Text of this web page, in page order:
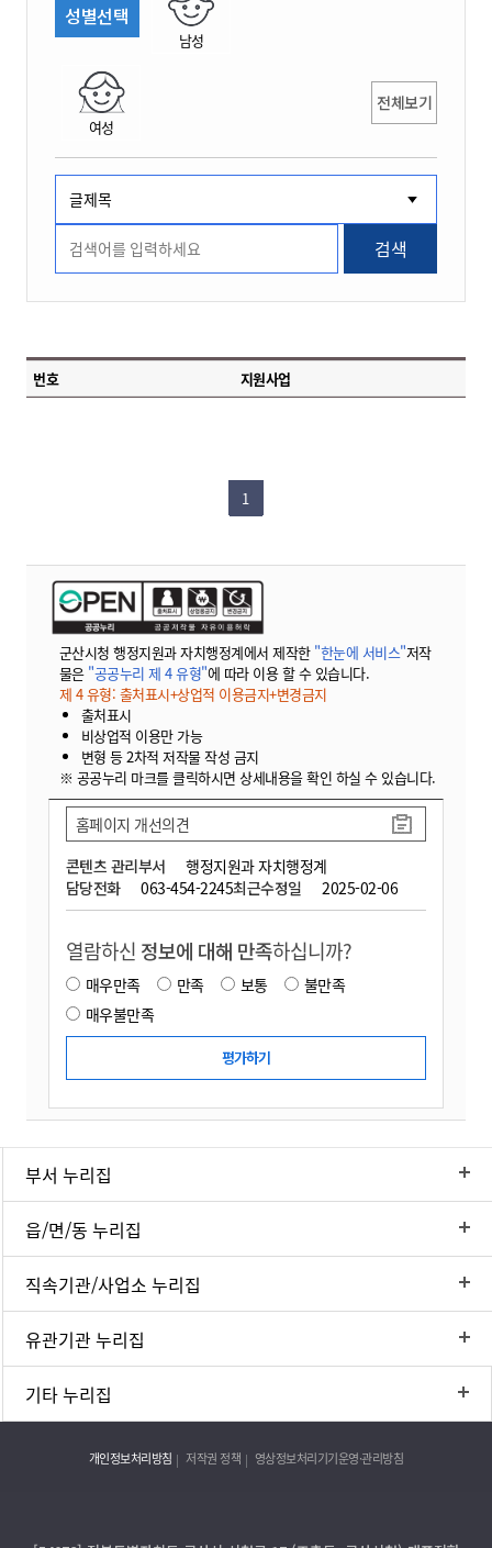
성별선택
남성
여성
전체보기
검색
번호 지원사업
1
군산시청 행정지원과 자치행정계에서 제작한 "한눈에 서비스"저작
물은 "공공누리 제 4 유형"에 따라 이용 할 수 있습니다.
제 4 유형: 출처표시+상업적 이용금지+변경금지
출처표시
비상업적 이용만 가능
변형 등 2차적 저작물 작성 금지
※ 공공누리 마크를 클릭하시면 상세내용을 확인 하실 수 있습니다.
콘텐츠 관리부서
행정지원과 자치행정계
담당전화
063-454-2245최근수정일 2025-02-06
홈페이지 개선의견
열람하신 정보에 대해 만족하십니까?
매우만족 만족 보통
불만족
매우불만족
부서 누리집
읍/면/동 누리집
직속기관/사업소 누리집
유관기관 누리집
기타 누리집
개인정보처리방침 저작권 정책 영상정보처리기기운영·관리방침